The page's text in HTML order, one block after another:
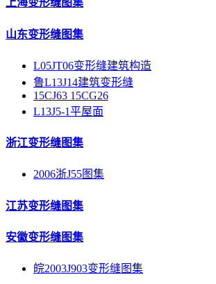
上海变形缝图集
山东变形缝图集
L05JT06变形缝建筑构造
鲁L13J14建筑变形缝
15CJ63 15CG26
L13J5-1平屋面
浙江变形缝图集
2006浙J55图集
江苏变形缝图集
安徽变形缝图集
皖2003J903变形缝图集